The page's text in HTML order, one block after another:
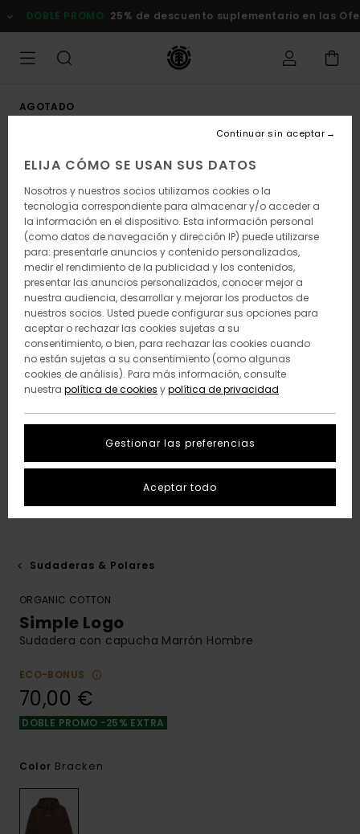
la
DOBLE PROMO 25% de descuento suplementario en las
AGOTADO
Sudaderas & Polares
ORGANIC COTTON
Simple Logo
Sudadera con capucha Marrón Hombre
ECO-BONUS
70,00 €
DOBLE PROMO -25% EXTRA
Color Bracken
ELIJA CÓMO SE USAN SUS DATOS
Nosotros y nuestros socios utilizamos cookies o la
tecnología correspondiente para almacenar y/o acceder a
la información en el dispositivo. Esta información personal
(como datos de navegación y dirección IP) puede utilizarse
para: presentarle anuncios y contenido personalizados,
medir el rendimiento de la publicidad y los contenidos,
presentar las anuncios personalizados, conocer mejor a
nuestra audiencia, desarrollar y mejorar los productos de
nuestros socios. Usted puede configurar sus opciones para
aceptar o rechazar las cookies sujetas a su
consentimiento, o bien, para rechazar las cookies cuando
no están sujetas a su consentimiento (como algunas
cookies de análisis). Para más información, consulte
nuestra política de cookies ypolítica de privacidad
Gestionar las preferencias
Continuar sin aceptar
Aceptar todo